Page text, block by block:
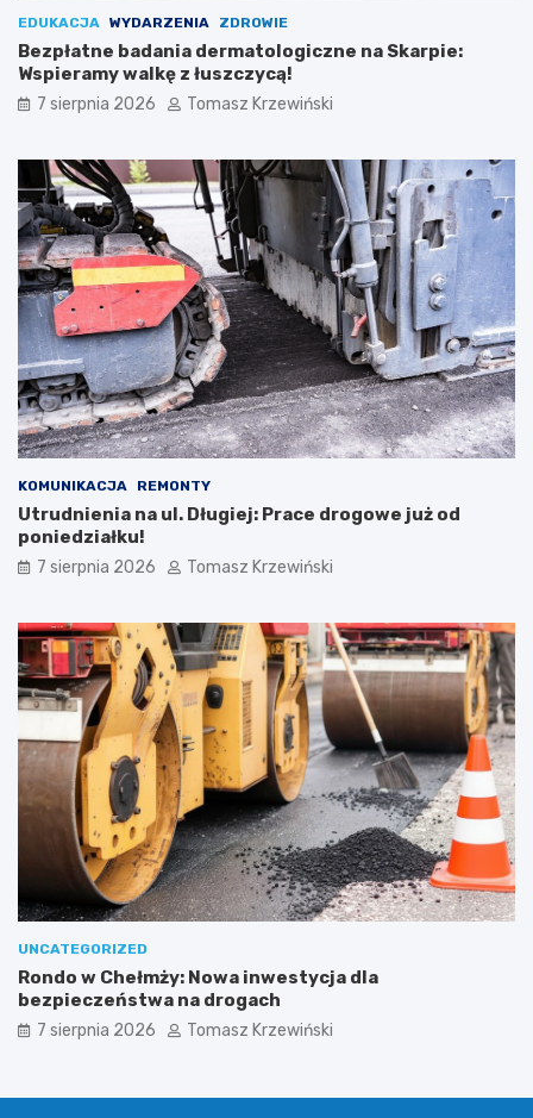
EDUKACJA WYDARZENIA ZDROWIE
Bezpłatne badania dermatologiczne na Skarpie:
Wspieramy walkę z łuszczycą!
7 sierpnia 2026 Tomasz Krzewiński
KOMUNIKACJA REMONTY
Utrudnienia na ul. Długiej: Prace drogowe już od
poniedziałku!
7 sierpnia 2026 Tomasz Krzewiński
UNCATEGORIZED
Rondo w Chełmży: Nowa inwestycja dla
bezpieczeństwa na drogach
7 sierpnia 2026 Tomasz Krzewiński